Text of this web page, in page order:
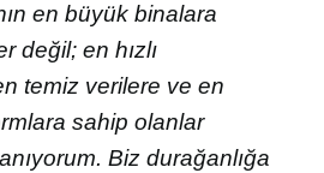
en büyük binalara
değil; en hızlı
temiz verilere ve en
sahip olanlar
Biz durağanlığa